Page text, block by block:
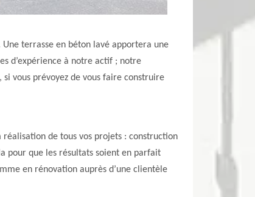
terrasse en béton lavé apportera une
d’expérience à notre actif ; notre
vous prévoyez de vous faire construire
de tous vos projets : construction
pour que les résultats soient en parfait
en rénovation auprès d’une clientèle